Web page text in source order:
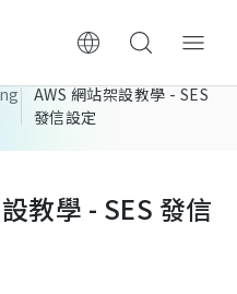
AWS 網站架設教學 - SES
發信設定
教學 - SES 發信